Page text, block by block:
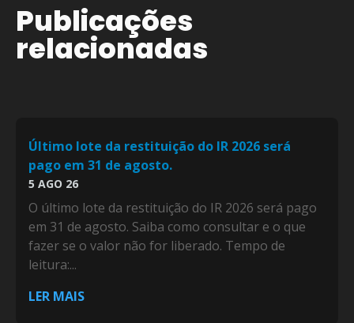
Publicações
relacionadas
Último lote da restituição do IR 2026 será
pago em 31 de agosto.
5 AGO 26
O último lote da restituição do IR 2026 será pago
em 31 de agosto. Saiba como consultar e o que
fazer se o valor não for liberado. Tempo de
leitura:...
LER MAIS